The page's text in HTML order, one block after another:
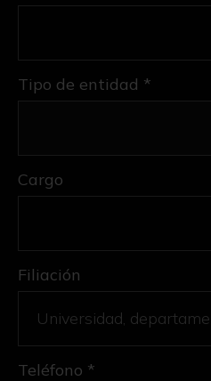
Tipo de entidad *
Cargo
Filiación
Teléfono *